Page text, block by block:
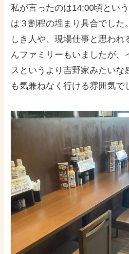
私が言ったのは14:00頃とい
は３割程の埋まり具合でした
しき人や、現場仕事と思われ
んファミリーもいましたが、
スというより吉野家みたいな
も気兼ねなく行ける雰囲気で